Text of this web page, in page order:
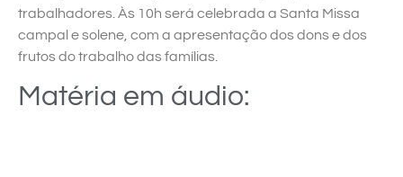
trabalhadores. Às 10h será celebrada a Santa Missa
campal e solene, com a apresentação dos dons e dos
frutos do trabalho das famílias.
Matéria em áudio: